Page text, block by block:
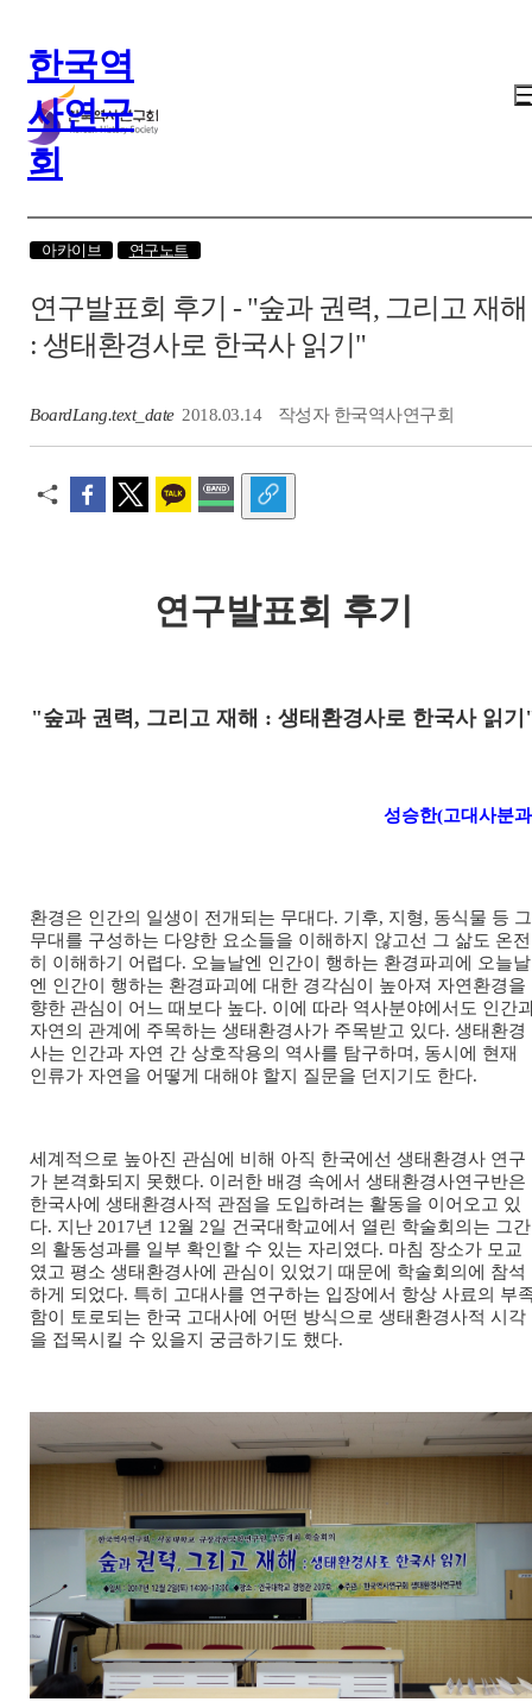
한국역
사연구
회
아카이브 연구노트
연구발표회 후기 - "숲과 권력, 그리고 재해
: 생태환경사로 한국사 읽기"
BoardLang.text_date 2018.03.14 작성자한국역사연구회
연구발표회 후기
"숲과 권력, 그리고 재해 : 생태환경사로 한국사 읽
성승한(고대사분
환경은 인간의 일생이 전개되는 무대다. 기후, 지형, 동식물 등 그
무대를 구성하는 다양한 요소들을 이해하지 않고선 그 삶도 온전
히 이해하기 어렵다. 오늘날엔 인간이 행하는 환경파괴에 오늘날
엔 인간이 행하는 환경파괴에 대한 경각심이 높아져 자연환경을
향한 관심이 어느 때보다 높다. 이에 따라 역사분야에서도 인간
자연의 관계에 주목하는 생태환경사가 주목받고 있다. 생태환경
사는 인간과 자연 간 상호작용의 역사를 탐구하며, 동시에 현재
인류가 자연을 어떻게 대해야 할지 질문을 던지기도 한다.
세계적으로 높아진 관심에 비해 아직 한국에선 생태환경사 연구
가 본격화되지 못했다. 이러한 배경 속에서 생태환경사연구반은
한국사에 생태환경사적 관점을 도입하려는 활동을 이어오고 있
다. 지난 2017년 12월 2일 건국대학교에서 열린 학술회의는 그간
의 활동성과를 일부 확인할 수 있는 자리였다. 마침 장소가 모교
였고 평소 생태환경사에 관심이 있었기 때문에 학술회의에 참석
하게 되었다. 특히 고대사를 연구하는 입장에서 항상 사료의 부
함이 토로되는 한국 고대사에 어떤 방식으로 생태환경사적 시각
을 접목시킬 수 있을지 궁금하기도 했다.